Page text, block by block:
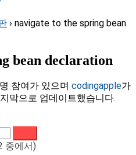
› navigate to the spring bean
bean declaration
참여가 있으며 codingapple가
막으로 업데이트했습니다.
중에서)